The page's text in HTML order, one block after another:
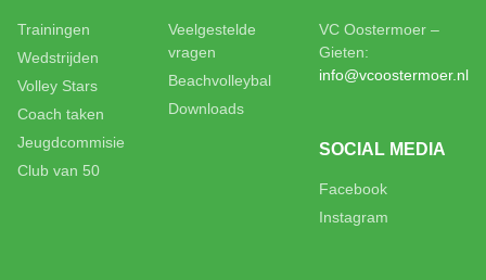
Trainingen
Wedstrijden
Volley Stars
Coach taken
Jeugdcommisie
Club van 50
Veelgestelde
vragen
Beachvolleybal
Downloads
VC Oostermoer –
Gieten:
info@vcoostermoer.nl
SOCIAL MEDIA
Facebook
Instagram